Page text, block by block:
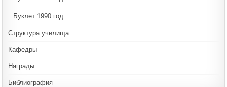
Буклет 1990 год
Структура училища
Кафедры
Награды
Библиография